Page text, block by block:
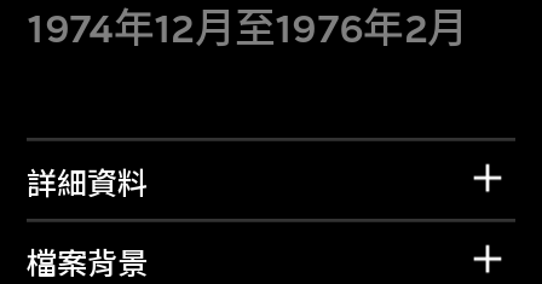
1974年12月至1976年2月
詳細資料
檔案背景